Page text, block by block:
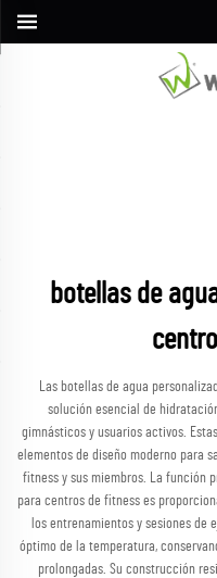
botellas de
Las botellas de agua
solución esencial de
gimnásticos y usuarios activos.
elementos de diseño moderno para
fitness y sus miembros. La función
para centros de fitness es
los entrenamientos y sesiones de
óptimo de la temperatura,
prolongadas. Su construcción